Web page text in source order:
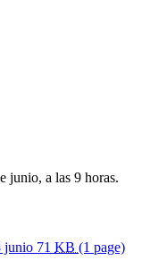
junio, a las 9 horas.
junio 71 KB (1 page)